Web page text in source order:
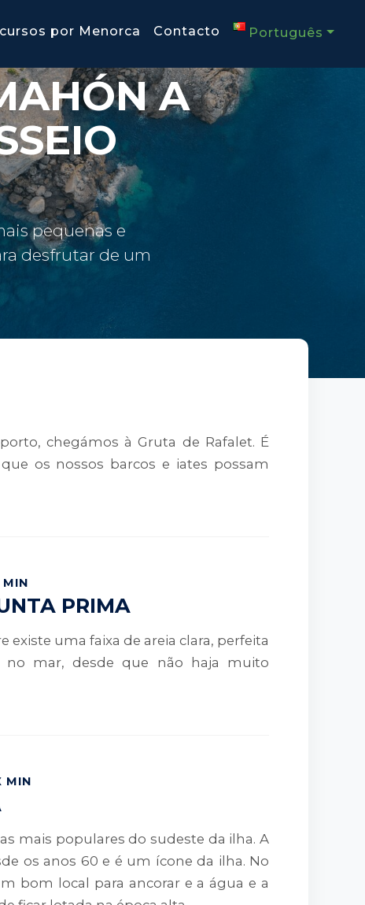
por Menorca Contacto Português
A
pequenas e
desfrutar de um
chegámos à Gruta de Rafalet. É
os nossos barcos e iates possam
MIN
PRIMA
existe uma faixa de areia clara, perfeita
mar, desde que não haja muito
MIN
mais populares do sudeste da ilha. A
os anos 60 e é um ícone da ilha. No
bom local para ancorar e a água e a